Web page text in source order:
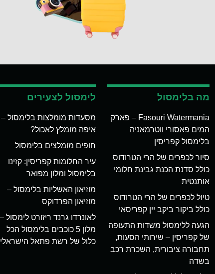
מה בלימסול
Fasouri Watermania – פארק
המים פאסורי ווטרמאניה
בלימסול קפריסין
סיור לכפרים של הרי הטרודוס
כולל סדנת הכנת גבינת חלומי
אותנטית
טיול לכפרים של הרי הטרודוס
כולל ביקור ביקב יין קפריסאי
הגעה ללימסול משדות התעופה
של קפריסין – שירותי הסעות,
תחבורה ציבורית, השכרת רכב
בשדה
לימסול לצעירים
מסעדות מומלצות בלימסול –
איפה מומלץ לאכול?
חופים מומלצים בלימסול
עיר החלומות קפריסין: קזינו
בלימסול ומלון מפואר
מוזיאון האשליות בלימסול –
מוזיאון הפרדוקס
לאונרדו גרנד ריזורט לימסול –
מלון 5 כוכבים בלימסול הכל
כלול של רשת פתאל